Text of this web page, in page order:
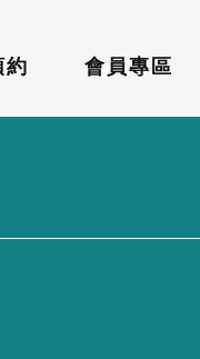
約 會員專區